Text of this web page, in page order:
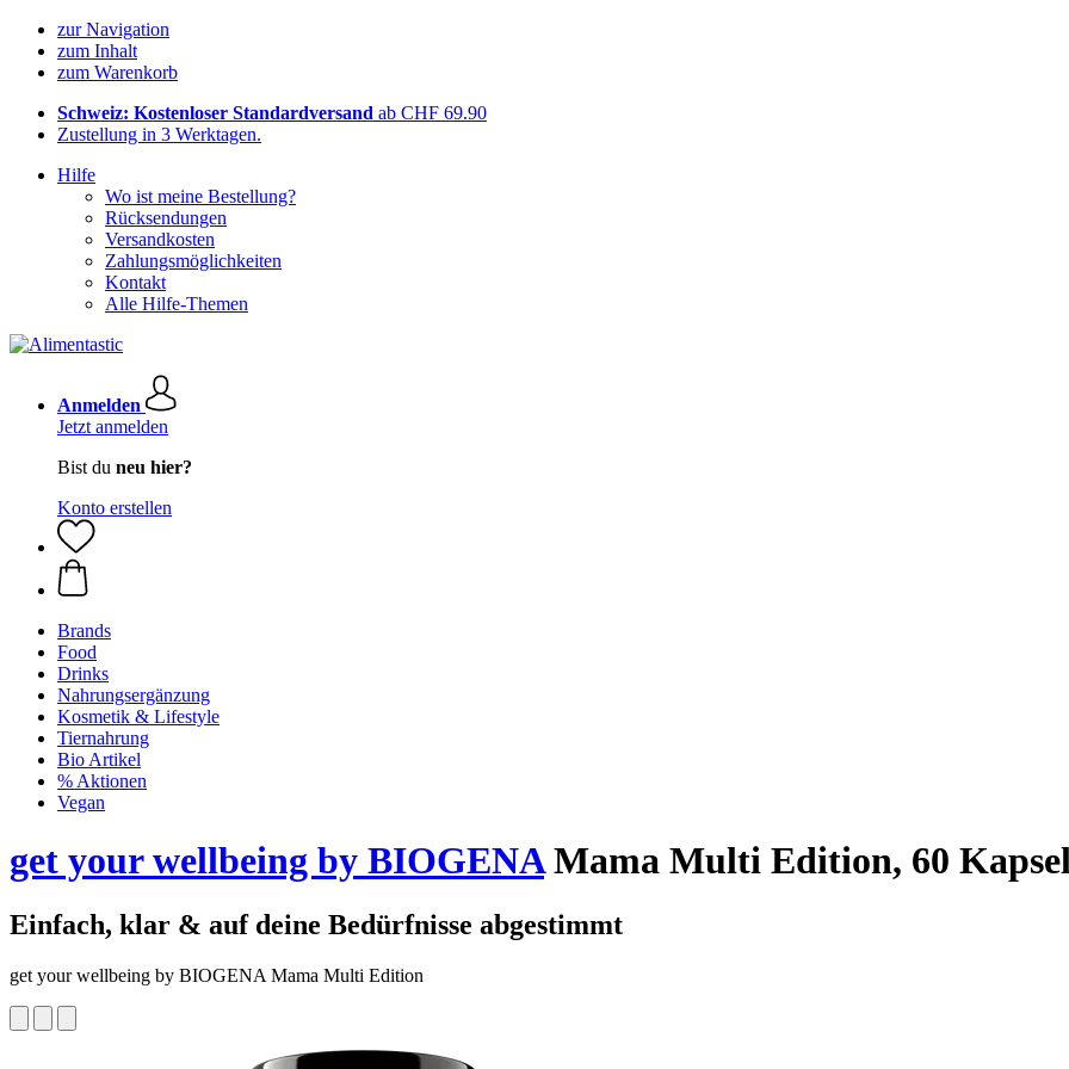
zur Navigation
zum Inhalt
zum Warenkorb
Schweiz: Kostenloser Standardversand ab CHF 69.90
Zustellung in 3 Werktagen.
Hilfe
Wo ist meine Bestellung?
Rücksendungen
Versandkosten
Zahlungsmöglichkeiten
Kontakt
Alle Hilfe-Themen
Anmelden
Jetzt anmelden
Bist du neu hier?
Konto erstellen
Brands
Food
Drinks
Nahrungsergänzung
Kosmetik & Lifestyle
Tiernahrung
Bio Artikel
% Aktionen
Vegan
get your wellbeing by BIOGENAMama Multi Edition, 60
Einfach, klar & auf deine Bedürfnisse abgestimmt
get your wellbeing by BIOGENA Mama Multi Edition